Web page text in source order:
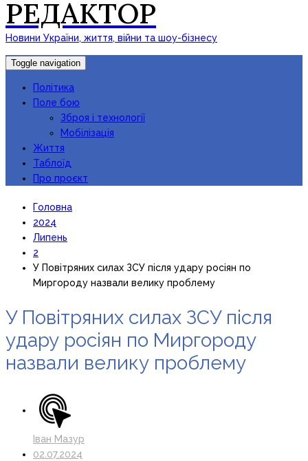
РЕДАКТОР
Новини України, життя, війни та шоу-бізнесу
Toggle navigation
Політика
Поле бою
Зброя і технології
Мобілізація
Життя
Таблоїд
Про проєкт
Головна
2024
Липень
2
У Повітряних силах ЗСУ після удару росіян по
Миргороду назвали велику проблему
У Повітряних силах ЗСУ після
удару росіян по Миргороду
назвали велику проблему
Іван Мазур
02.07.2024